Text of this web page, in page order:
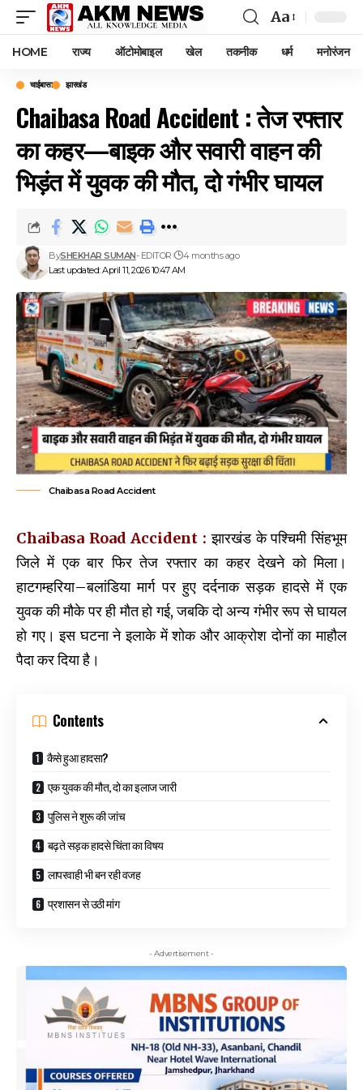
Font
Resizer
Aa
HOME राज्य ऑटोमोबाइल खेल तकनीक धर्म मनोरंजन
चाईबासा झारखंड
Chaibasa Road Accident : तेज रफ्तार
का कहर—बाइक और सवारी वाहन की
भिड़ंत में युवक की मौत, दो गंभीर घायल
Last updated: April 11, 2026 10:47 AM
BySHEKHAR SUMAN- EDITOR 4 months ago
Chaibasa Road Accident
Chaibasa Road Accident : झारखंड के पश्चिमी सिंहभूम
जिले में एक बार फिर तेज रफ्तार का कहर देखने को मिला।
हाटगम्हरिया–बलांडिया मार्ग पर हुए दर्दनाक सड़क हादसे में एक
युवक की मौके पर ही मौत हो गई, जबकि दो अन्य गंभीर रूप से घायल
हो गए। इस घटना ने इलाके में शोक और आक्रोश दोनों का माहौल
पैदा कर दिया है।
Contents
कैसे हुआ हादसा?
एक युवक की मौत, दो का इलाज जारी
पुलिस ने शुरू की जांच
बढ़ते सड़क हादसे चिंता का विषय
लापरवाही भी बन रही वजह
प्रशासन से उठी मांग
- Advertisement -